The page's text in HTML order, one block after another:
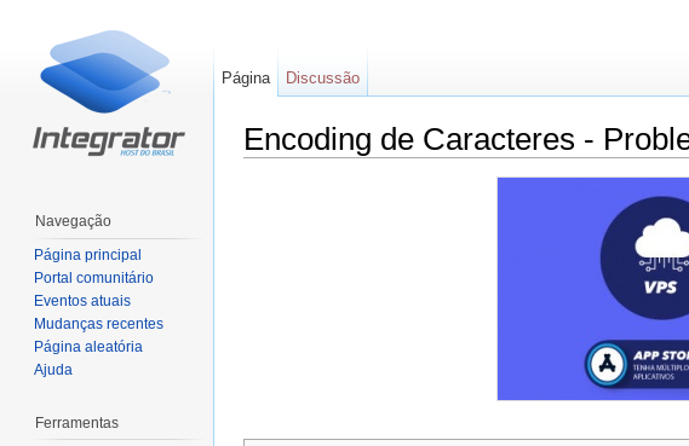
Encoding de Caracteres -
Página Discussão
Navegação
Página principal
Portal comunitário
Eventos atuais
Mudanças recentes
Página aleatória
Ajuda
Ferramentas